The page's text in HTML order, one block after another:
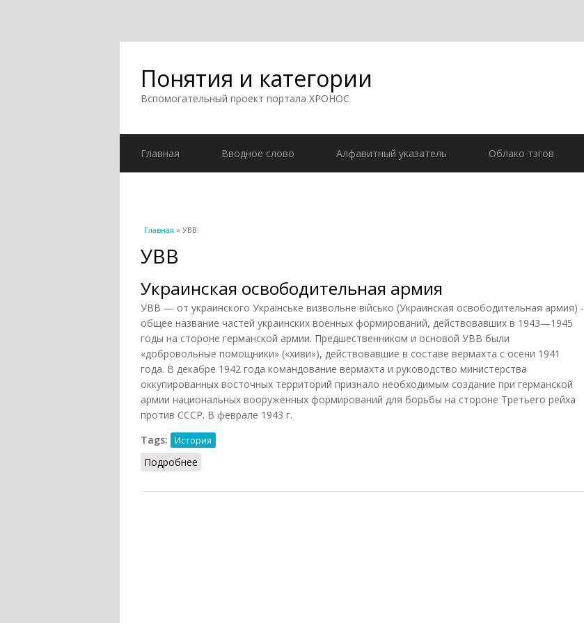
Понятия и категории
Вспомогательный проект портала ХРОНОС
Главная Вводное слово Алфавитный указатель Облако тэгов
Вы здесь
Главная » УВВ
УВВ
Украинская освободительная армия
УВВ — от украинского Украiнське визвольне вiйсько (Украинская освободительная армия) -
общее название частей украинских военных формирований, действовавших в 1943—1945
годы на стороне германской армии. Предшественником и основой УВВ были
«добровольные помощники» («хиви»), действовавшие в составе вермахта с осени 1941
года. В декабре 1942 года командование вермахта и руководство министерства
оккупированных восточных территорий признало необходимым создание при германской
армии национальных вооруженных формирований для борьбы на стороне Третьего рейха
против СССР. В феврале 1943 г.
Tags:
История
Подробнее